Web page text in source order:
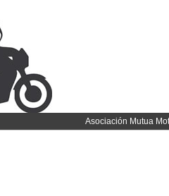
Asociación Mutua